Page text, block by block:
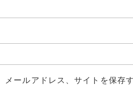
メールアドレス、サイトを保存